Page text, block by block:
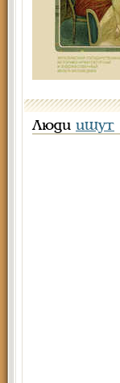
Люди ищут